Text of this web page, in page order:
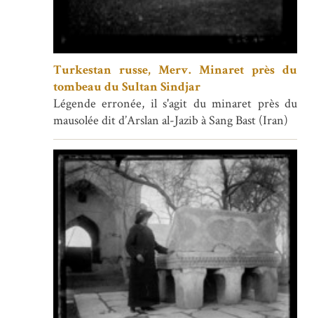
Turkestan russe, Merv. Minaret près du
tombeau du Sultan Sindjar
Légende erronée, il s'agit du minaret près du
mausolée dit d’Arslan al-Jazib à Sang Bast (Iran)